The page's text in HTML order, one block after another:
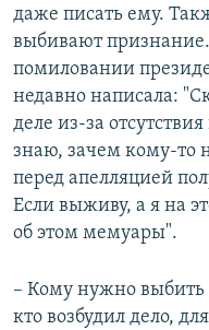
даже писать ему.
выбивают
помиловании
недавно написала:
деле из-за
знаю, зачем кому-то
перед апелляцией
Если выживу, а я на
об этом мемуары".
– Кому нужно
кто возбудил дело,